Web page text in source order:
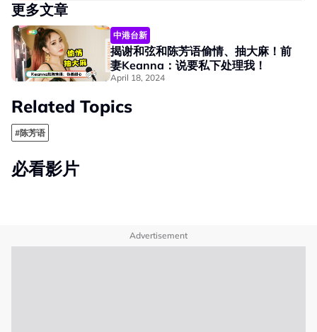
更多文章
中港台新
揭谢和弦和陈芳语偷情、抽大麻！前
妻Keanna：说要私下处理我！
April 18, 2024
Related Topics
#陈芳语
必看影片
Advertisement